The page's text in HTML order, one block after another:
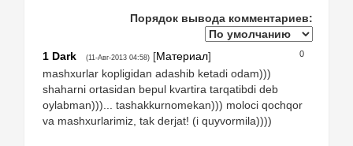
Порядок вывода комментариев:
0
1 Dark (11-Авг-2013 04:58) [Материал]
mashxurlar kopligidan adashib ketadi odam)))
shaharni ortasidan bepul kvartira tarqatibdi deb
oylabman)))... tashakkurnomekan))) moloci qochqor
va mashxurlarimiz, tak derjat! (i quyvormila))))